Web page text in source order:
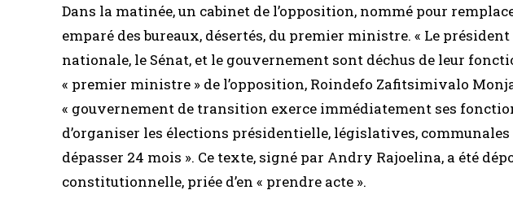
Dans la matinée, un cabinet de l’opposition, nommé pour
emparé des bureaux, désertés, du premier ministre. « Le président
nationale, le Sénat, et le gouvernement sont déchus de leur
« premier ministre » de l’opposition, Roindefo Zafitsimivalo
« gouvernement de transition exerce immédiatement ses
d’organiser les élections présidentielle, législatives,
dépasser 24 mois ». Ce texte, signé par Andry Rajoelina, a été
constitutionnelle, priée d’en « prendre acte ».